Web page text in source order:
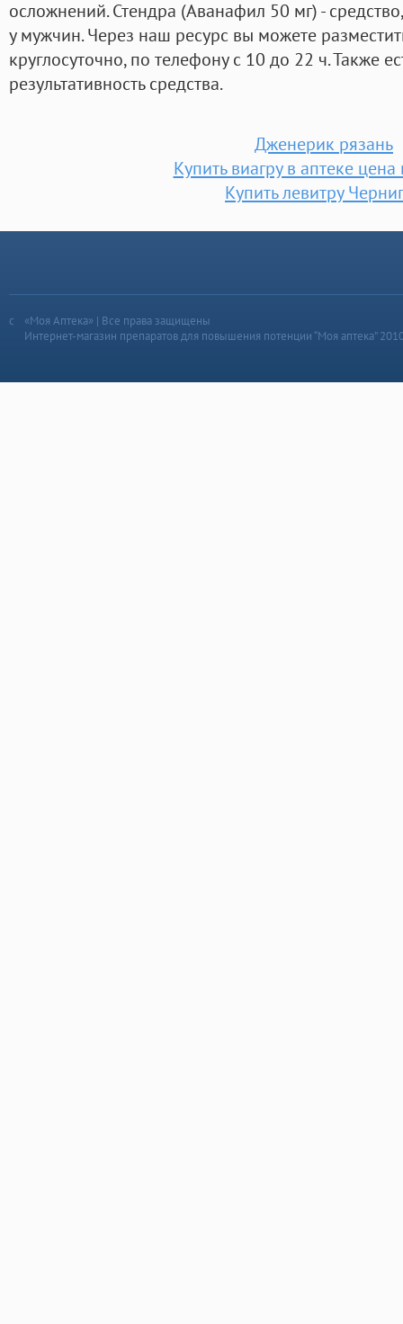
осложнений. Стендра (Аванафил 50 мг) -
у мужчин. Через наш ресурс вы можете
круглосуточно, по телефону с 10 до 22 ч. Также
результативность средства.
Дженерик рязань
Купить виагру в аптеке цена
Купить левитру
«Моя Аптека» | Все права защищены
Интернет-магазин препаратов для повышения потенции “Моя аптека”